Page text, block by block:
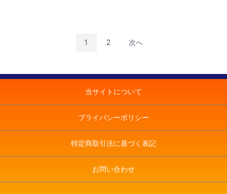
1 2 次へ
当サイトについて
プライバシーポリシー
特定商取引法に基づく表記
お問い合わせ